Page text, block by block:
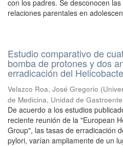
con los padres. Se desconocen
relaciones parentales en
Estudio comparativo de
bomba de protones y dos
erradicación del
Velazco Roa, José Gregorio (
de Medicina, Unidad de
De acuerdo a los estudios
reciente reunión de la "European
Group", las tasas de erradicación
pylori, varían ampliamente de un